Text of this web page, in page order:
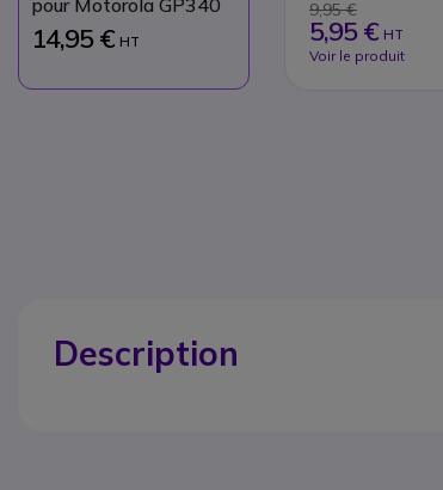
pour Motorola GP340
14,95 € HT
9,95 €
5,95 € HT
Voir le produit
Description